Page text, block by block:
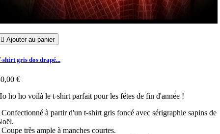
 Ajouter au panier
shirt gris dos drapé...
€
ho ho voilà le t-shirt parfait pour les fêtes de fin d'année !
Confectionné à partir d'un t-shirt gris foncé avec sérigraphie sapins de
Coupe très ample à manches courtes.